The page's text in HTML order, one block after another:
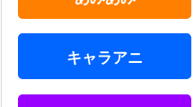
キャラアニ